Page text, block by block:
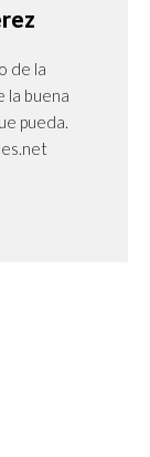
de la
la buena
pueda.